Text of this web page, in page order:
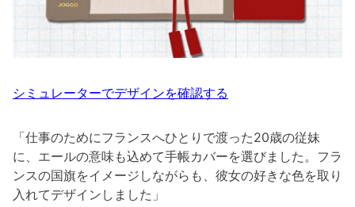
シミュレーターでデザインを確認する
「仕事のためにフランスへひとりで渡った20歳の従妹
に、エールの意味も込めて手帳カバーを選びました。フラ
ンスの国旗をイメージしながらも、彼女の好きな色を取り
入れてデザインしました」